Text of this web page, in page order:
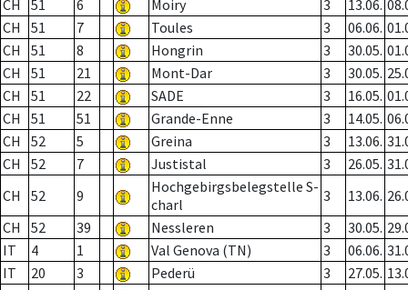
CH 51 6 Moiry 3 13.06.
CH
51 7 Toules 3 06.06.
CH
51 8 Hongrin 3 30.05.
CH
51 21 Mont-Dar 3 30.05.
CH
51 22 SADE 3 16.05.
CH
51 51 Grande-Enne 3 14.05.
CH
52 5 Greina 3 13.06.
CH
52 7 Justistal 3 26.05.
CH
52 9
Hochgebirgsbelegstelle S-
charl
3 13.06.
CH
52 39 Nessleren 3 30.05.
IT
4 1 Val Genova (TN) 3 06.06.
IT
20 3 Pederü 3 27.05.